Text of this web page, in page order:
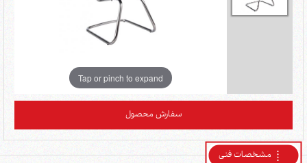
Tap or pinch to expand
سفارش محصول
مشخصات فنی